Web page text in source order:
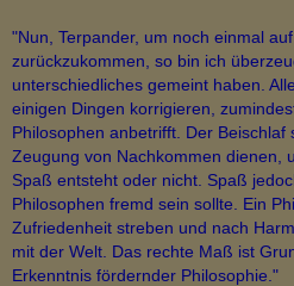
"Nun, Terpander, um noch einmal
zurückzukommen, so bin ich
unterschiedliches gemeint haben.
einigen Dingen korrigieren,
Philosophen anbetrifft. Der Beischlaf
Zeugung von Nachkommen dienen,
Spaß entsteht oder nicht. Spaß
Philosophen fremd sein sollte. Ein
Zufriedenheit streben und nach
mit der Welt. Das rechte Maß ist
Erkenntnis fördernder Philosophie."